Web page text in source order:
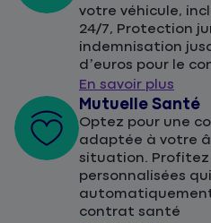
votre véhicule,
24/7, Protection
indemnisation
d’euros pour le
En savoir plus
Mutuelle Santé
Optez pour une
adaptée à votre
situation.
personnalisées
contrat santé